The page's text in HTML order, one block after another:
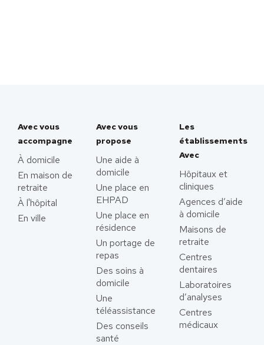
Avec vous
accompagne
À domicile
En maison de
retraite
À l'hôpital
En ville
Avec vous
propose
Une aide à
domicile
Une place en
EHPAD
Une place en
résidence
Un portage de
repas
Des soins à
domicile
Une
téléassistance
Des conseils
santé
Les
établissements
Avec
Hôpitaux et
cliniques
Agences d’aide
à domicile
Maisons de
retraite
Centres
dentaires
Laboratoires
d’analyses
Centres
médicaux